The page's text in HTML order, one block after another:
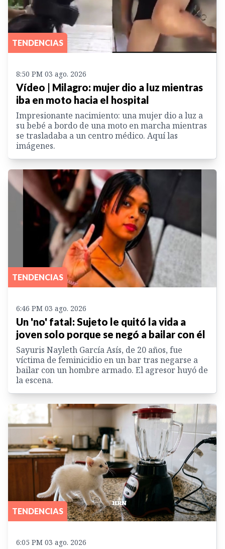
TENDENCIAS
8:50 PM 03 ago. 2026
Vídeo | Milagro: mujer dio a luz mientras
iba en moto hacia el hospital
Impresionante nacimiento: una mujer dio a luz a
su bebé a bordo de una moto en marcha mientras
se trasladaba a un centro médico. Aquí las
imágenes.
TENDENCIAS
6:46 PM 03 ago. 2026
Un 'no' fatal: Sujeto le quitó la vida a
joven solo porque se negó a bailar con él
Sayuris Nayleth García Asís, de 20 años, fue
víctima de feminicidio en un bar tras negarse a
bailar con un hombre armado. El agresor huyó de
la escena.
TENDENCIAS
6:05 PM 03 ago. 2026